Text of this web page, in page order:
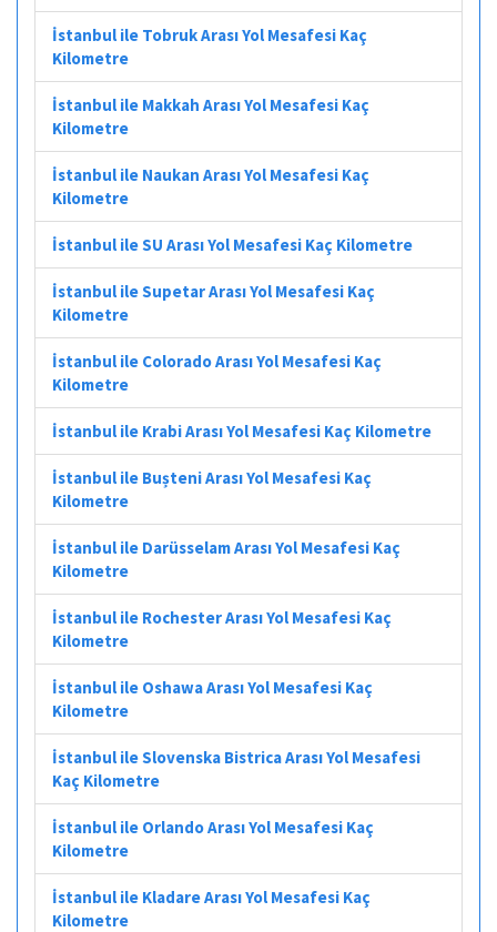
İstanbul ile Tobruk Arası Yol Mesafesi Kaç
Kilometre
İstanbul ile Makkah Arası Yol Mesafesi Kaç
Kilometre
İstanbul ile Naukan Arası Yol Mesafesi Kaç
Kilometre
İstanbul ile SU Arası Yol Mesafesi Kaç Kilometre
İstanbul ile Supetar Arası Yol Mesafesi Kaç
Kilometre
İstanbul ile Colorado Arası Yol Mesafesi Kaç
Kilometre
İstanbul ile Krabi Arası Yol Mesafesi Kaç Kilometre
İstanbul ile Bușteni Arası Yol Mesafesi Kaç
Kilometre
İstanbul ile Darüsselam Arası Yol Mesafesi Kaç
Kilometre
İstanbul ile Rochester Arası Yol Mesafesi Kaç
Kilometre
İstanbul ile Oshawa Arası Yol Mesafesi Kaç
Kilometre
İstanbul ile Slovenska Bistrica Arası Yol Mesafesi
Kaç Kilometre
İstanbul ile Orlando Arası Yol Mesafesi Kaç
Kilometre
İstanbul ile Kladare Arası Yol Mesafesi Kaç
Kilometre